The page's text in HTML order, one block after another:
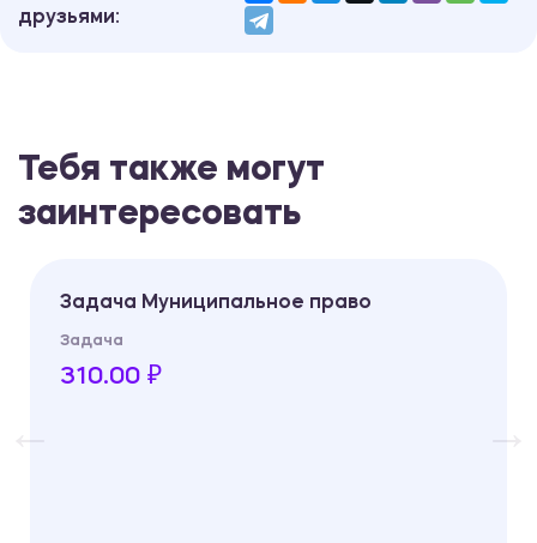
друзьями:
Тебя также могут
заинтересовать
Задача Муниципальное право
Задача
310.00 ₽